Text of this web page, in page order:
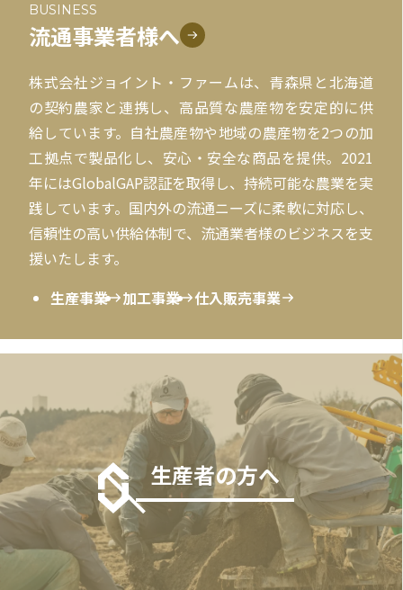
BUSINESS
流通事業者様へ
株式会社ジョイント・ファームは、青森県と北海道
の契約農家と連携し、高品質な農産物を安定的に供
給しています。自社農産物や地域の農産物を2つの加
工拠点で製品化し、安心・安全な商品を提供。2021
年にはGlobalGAP認証を取得し、持続可能な農業を実
践しています。国内外の流通ニーズに柔軟に対応し、
信頼性の高い供給体制で、流通業者様のビジネスを支
援いたします。
生産事業
加工事業 仕入販売事業
生産者の方へ